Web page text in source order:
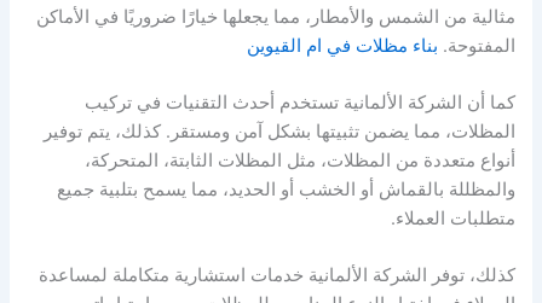
مثالية من الشمس والأمطار، مما يجعلها خيارًا ضروريًا في الأماكن
المفتوحة. بناء مظلات في ام القيوين
كما أن الشركة الألمانية تستخدم أحدث التقنيات في تركيب
المظلات، مما يضمن تثبيتها بشكل آمن ومستقر. كذلك، يتم توفير
أنواع متعددة من المظلات، مثل المظلات الثابتة، المتحركة،
والمظللة بالقماش أو الخشب أو الحديد، مما يسمح بتلبية جميع
متطلبات العملاء.
كذلك، توفر الشركة الألمانية خدمات استشارية متكاملة لمساعدة